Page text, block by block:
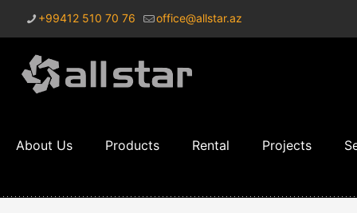
+99412 510 70 76 office@allstar.az
About Us Products Rental Projects